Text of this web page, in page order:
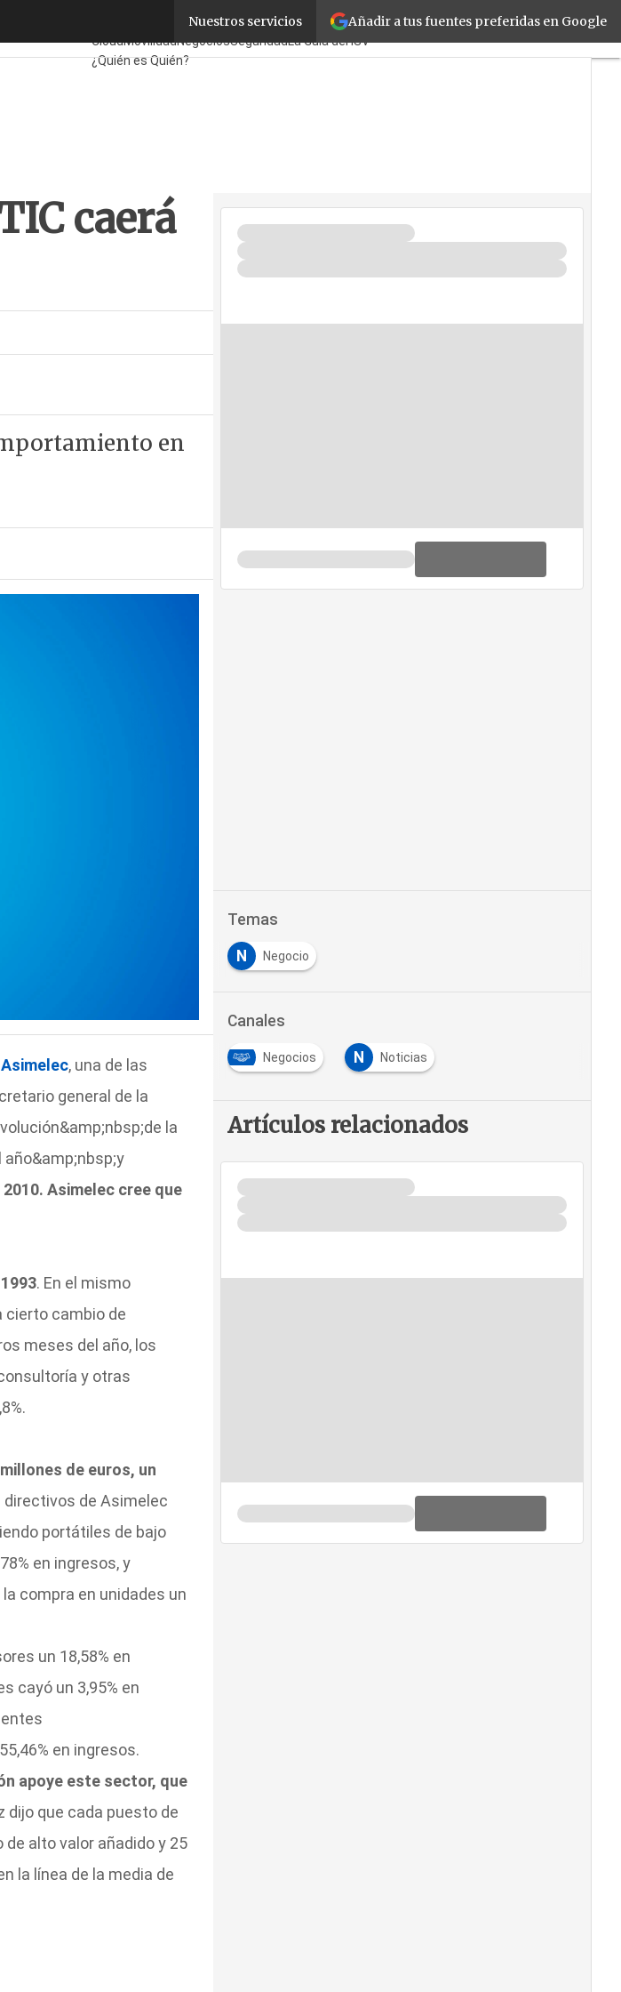
Añadir a tus fuentes preferidas en Google
Nuestros servicios
MayoristasTicPymesCorporateRetail
CloudMovilidadNegociosSeguridadLa Guía del ISV
¿Quién es Quién?
caerá
en
Asimelec, una de las
general de la
la
Asimelec cree que
. En el mismo
cierto cambio de
meses del año, los
y otras
de euros, un
directivos de Asimelec
portátiles de bajo
en ingresos, y
compra en unidades un
un 18,58% en
cayó un 3,95% en
en ingresos.
apoye este sector, que
dijo que cada puesto de
alto valor añadido y 25
la línea de la media de
Temas
N Negocio
Canales
Negocios N Noticias
Artículos relacionados